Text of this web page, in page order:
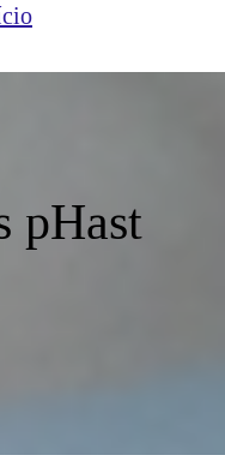
pHast